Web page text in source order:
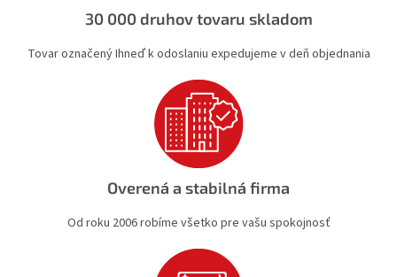
k
v
p
i
s
u
30 000 druhov tovaru skladom
Tovar označený Ihneď k odoslaniu expedujeme v deň objednania
Overená a stabilná firma
Od roku 2006 robíme všetko pre vašu spokojnosť